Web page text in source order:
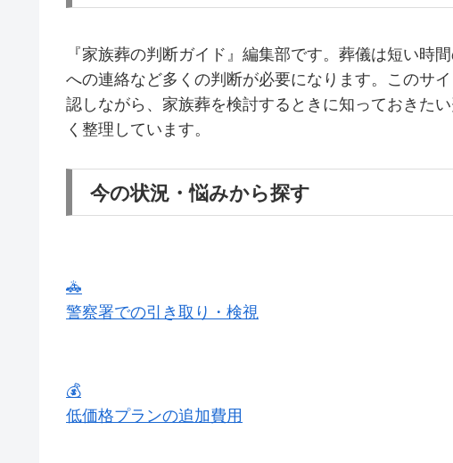
『家族葬の判断ガイド』編集部です。葬儀は短い時
への連絡など多くの判断が必要になります。このサ
認しながら、家族葬を検討するときに知っておきた
く整理しています。
今の状況・悩みから探す
🚓
警察署での引き取り・検視
💰
低価格プランの追加費用